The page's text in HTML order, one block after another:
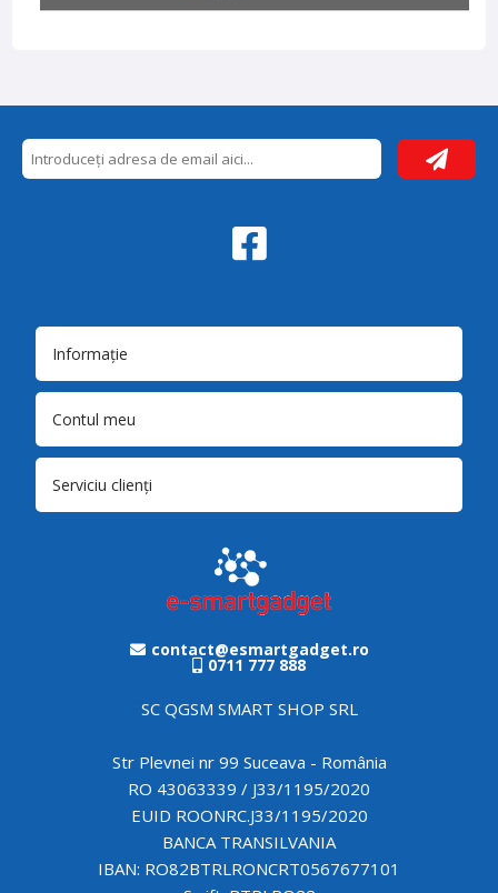
Informație
Contul meu
Serviciu clienți
contact@esmartgadget.ro
0711 777 888
SC QGSM SMART SHOP SRL
Str Plevnei nr 99 Suceava - România
RO 43063339 / J33/1195/2020
EUID ROONRC.J33/1195/2020
BANCA TRANSILVANIA
IBAN: RO82BTRLRONCRT0567677101